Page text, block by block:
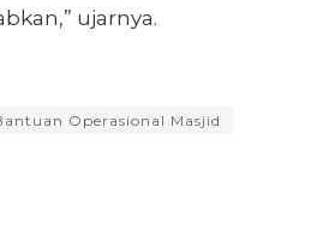
ujarnya.
Operasional Masjid